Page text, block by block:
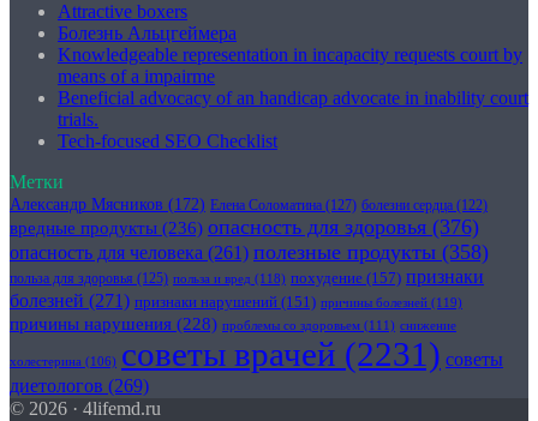
Attractive boxers
Болезнь Альцгеймера
Knowledgeable representation in incapacity requests court by
means of a impairme
Beneficial advocacy of an handicap advocate in inability court
trials.
Tech-focused SEO Checklist
Метки
Александр Мясников (172) Елена Соломатина (127) болезни сердца (122)
вредные продукты (236) опасность для здоровья (376)
опасность для человека (261) полезные продукты (358)
польза для здоровья (125) польза и вред (118) похудение (157) признаки
болезней (271) признаки нарушений (151) причины болезней (119)
причины нарушения (228) проблемы со здоровьем (111) снижение
холестерина (106) советы врачей (2231) советы
диетологов (269)
© 2026 · 4lifemd.ru